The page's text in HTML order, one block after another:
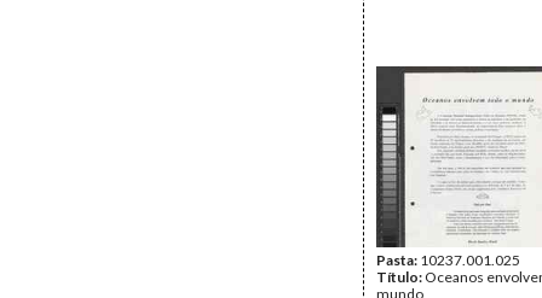
Pasta: 10237.001.025
Título: Oceanos
mundo